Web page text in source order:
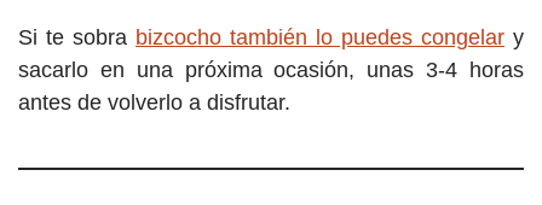
Si te sobra bizcocho también lo puedes congelar y
sacarlo en una próxima ocasión, unas 3-4 horas
antes de volverlo a disfrutar.